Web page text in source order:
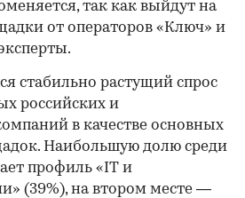
00:00
так как выйдут на
от операторов «Ключ» и
стабильно растущий спрос
российских и
в качестве основных
Наибольшую долю среди
профиль «IT и
(39%), на втором месте —